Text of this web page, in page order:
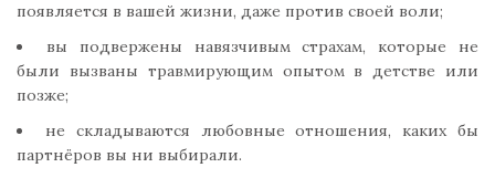
появляется в вашей жизни, даже против своей воли;
вы подвержены навязчивым страхам, которые не
были вызваны травмирующим опытом в детстве или
позже;
не складываются любовные отношения, каких бы
партнёров вы ни выбирали.